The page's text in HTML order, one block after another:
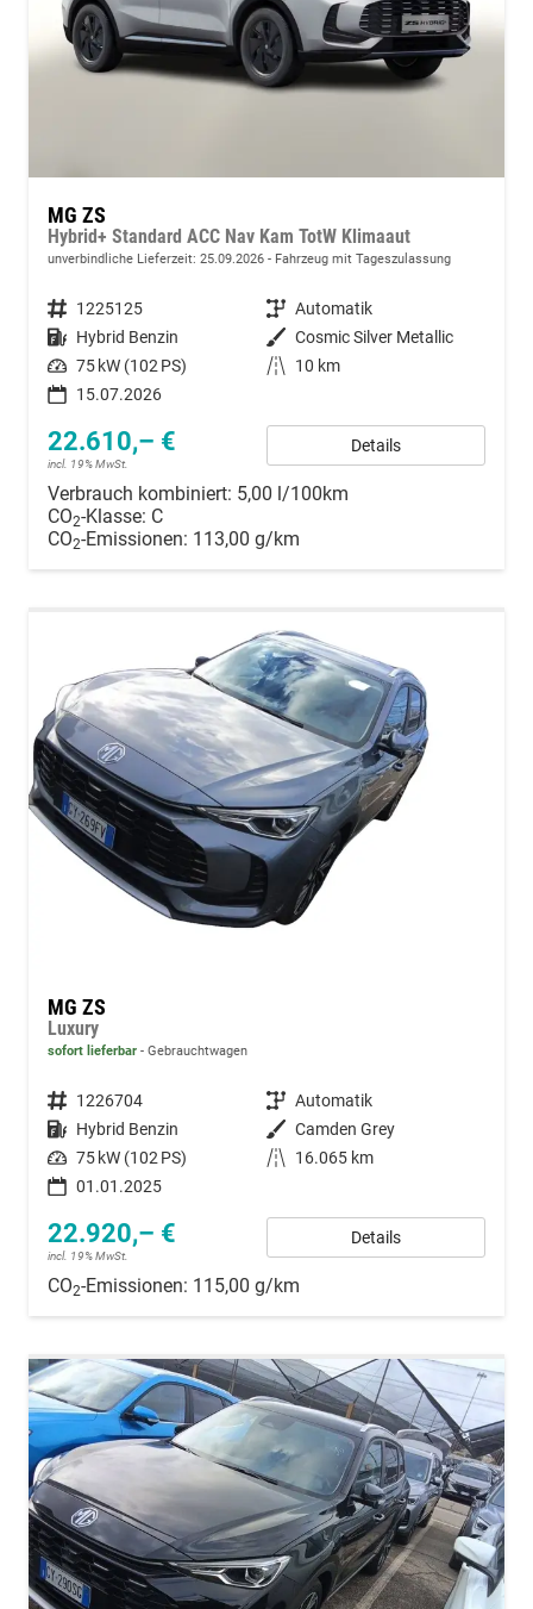
MG ZS
Hybrid+ Standard ACC Nav Kam TotW Klimaaut
unverbindliche Lieferzeit: 25.09.2026 Fahrzeug mit Tageszulassung
Fahrzeugnummer 1225125 Getriebe Automatik
Kraftstoff Hybrid Benzin Außenfarbe Cosmic Silver Metallic
Leistung 75 kW (102 PS) Kilometerstand
10 km
15.07.2026
22.610,– €
incl. 19% MwSt.
Details
Verbrauch kombiniert: 5,00 l/100km
CO2-Klasse: C
CO2-Emissionen: 113,00 g/km
MG ZS
Luxury
sofort lieferbar Gebrauchtwagen
Fahrzeugnummer 1226704 Getriebe Automatik
Kraftstoff Hybrid Benzin Außenfarbe Camden Grey
Leistung 75 kW (102 PS) Kilometerstand
16.065 km
01.01.2025
22.920,– €
incl. 19% MwSt.
Details
CO2-Emissionen: 115,00 g/km